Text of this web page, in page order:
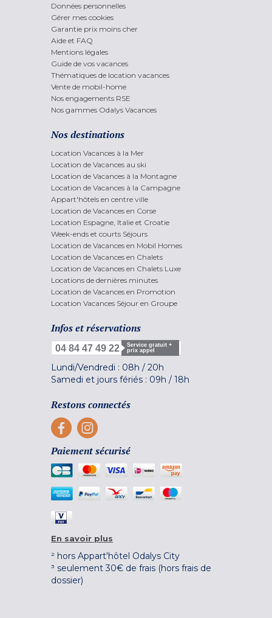
Données personnelles
Gérer mes cookies
Garantie prix moins cher
Aide et FAQ
Mentions légales
Guide de vos vacances
Thématiques de location vacances
Vente de mobil-home
Nos engagements RSE
Nos gammes Odalys Vacances
Nos destinations
Location Vacances à la Mer
Location de Vacances au ski
Location de Vacances à la Montagne
Location de Vacances à la Campagne
Appart'hôtels en centre ville
Location de Vacances en Corse
Location Espagne, Italie et Croatie
Week-ends et courts Séjours
Location de Vacances en Mobil Homes
Location de Vacances en Chalets
Location de Vacances en Chalets Luxe
Locations de dernières minutes
Location de Vacances en Promotion
Location Vacances Séjour en Groupe
Infos et réservations
04 84 47 49 22
Service gratuit +
prix appel
Lundi/Vendredi : 08h / 20h
Samedi et jours fériés : 09h / 18h
Restons connectés
Paiement sécurisé
En savoir plus
² hors Appart'hôtel Odalys City
³ seulement 30€ de frais (hors frais de
dossier)